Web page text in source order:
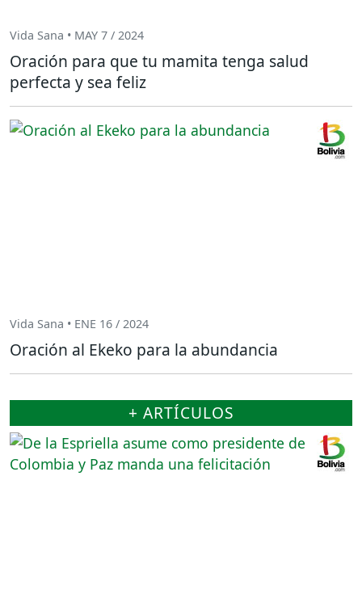
Vida Sana • MAY 7 / 2024
Oración para que tu mamita tenga salud
perfecta y sea feliz
Vida Sana • ENE 16 / 2024
Oración al Ekeko para la abundancia
+ ARTÍCULOS